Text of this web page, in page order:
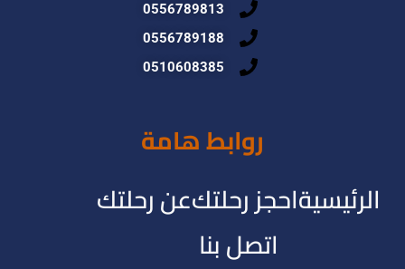
0556789813
0556789188
0510608385
روابط هامة
الرئيسيةاحجز رحلتكعن رحلتك
اتصل بنا